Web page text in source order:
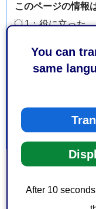
You can
same
After 10
このページの情報
1：役に立った
このページの情報
1：見つけやすか